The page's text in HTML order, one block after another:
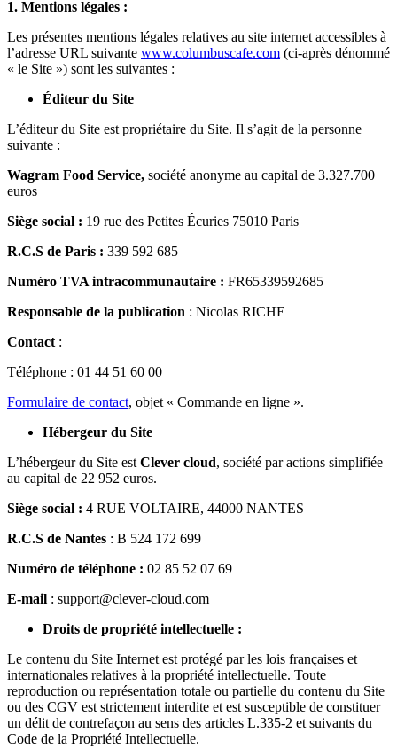
1. Mentions légales :
Les présentes mentions légales relatives au site internet accessibles à
l’adresse URL suivante www.columbuscafe.com (ci-après dénommé
« le Site ») sont les suivantes :
Éditeur du Site
L’éditeur du Site est propriétaire du Site. Il s’agit de la personne
suivante :
Wagram Food Service, société anonyme au capital de 3.327.700
euros
Siège social : 19 rue des Petites Écuries 75010 Paris
R.C.S de Paris : 339 592 685
Numéro TVA intracommunautaire : FR65339592685
Responsable de la publication : Nicolas RICHE
Contact :
Téléphone : 01 44 51 60 00
Formulaire de contact, objet « Commande en ligne ».
Hébergeur du Site
L’hébergeur du Site est Clever cloud, société par actions simplifiée
au capital de 22 952 euros.
Siège social : 4 RUE VOLTAIRE, 44000 NANTES
R.C.S de Nantes : B 524 172 699
Numéro de téléphone : 02 85 52 07 69
E-mail : support@clever-cloud.com
Droits de propriété intellectuelle :
Le contenu du Site Internet est protégé par les lois françaises et
internationales relatives à la propriété intellectuelle. Toute
reproduction ou représentation totale ou partielle du contenu du Site
ou des CGV est strictement interdite et est susceptible de constituer
un délit de contrefaçon au sens des articles L.335-2 et suivants du
Code de la Propriété Intellectuelle.